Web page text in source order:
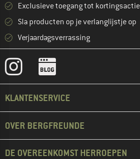
Exclusieve toegang tot
Sla producten op je verlanglijstje op
Verjaardagsverrassing
KLANTENSERVICE
OVER BERGFREUNDE
DE OVEREENKOMST HERROEPEN